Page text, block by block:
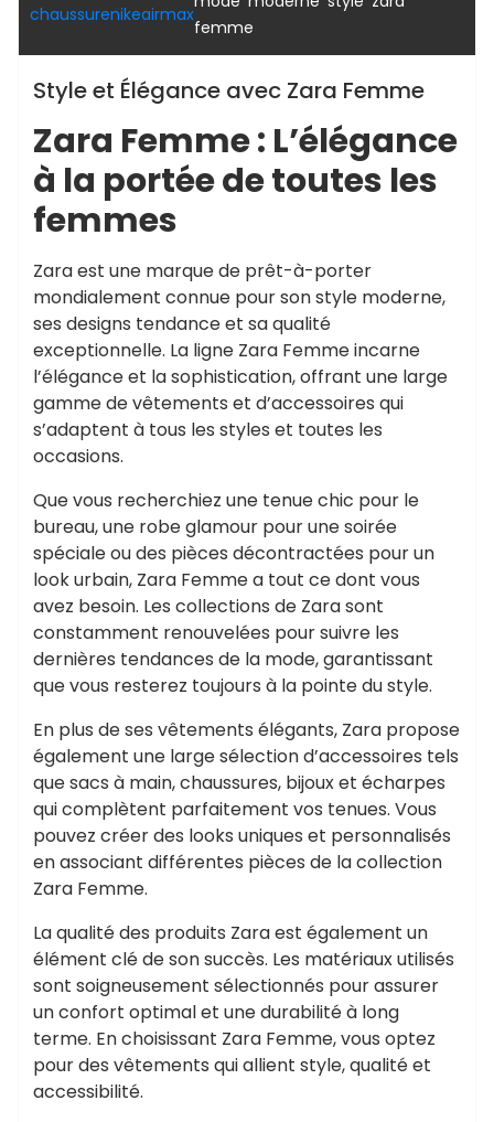
chaussurenikeairmax
femme
Style et Élégance avec Zara Femme
Zara Femme : L’élégance
à la portée de toutes les
femmes
Zara est une marque de prêt-à-porter
mondialement connue pour son style moderne,
ses designs tendance et sa qualité
exceptionnelle. La ligne Zara Femme incarne
l’élégance et la sophistication, offrant une large
gamme de vêtements et d’accessoires qui
s’adaptent à tous les styles et toutes les
occasions.
Que vous recherchiez une tenue chic pour le
bureau, une robe glamour pour une soirée
spéciale ou des pièces décontractées pour un
look urbain, Zara Femme a tout ce dont vous
avez besoin. Les collections de Zara sont
constamment renouvelées pour suivre les
dernières tendances de la mode, garantissant
que vous resterez toujours à la pointe du style.
En plus de ses vêtements élégants, Zara propose
également une large sélection d’accessoires tels
que sacs à main, chaussures, bijoux et écharpes
qui complètent parfaitement vos tenues. Vous
pouvez créer des looks uniques et personnalisés
en associant différentes pièces de la collection
Zara Femme.
La qualité des produits Zara est également un
élément clé de son succès. Les matériaux utilisés
sont soigneusement sélectionnés pour assurer
un confort optimal et une durabilité à long
terme. En choisissant Zara Femme, vous optez
pour des vêtements qui allient style, qualité et
accessibilité.